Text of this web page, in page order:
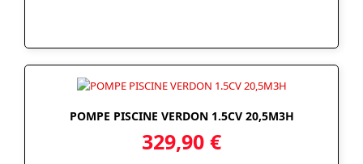
POMPE PISCINE VERDON 1.5CV 20,5M3H
329,90 €